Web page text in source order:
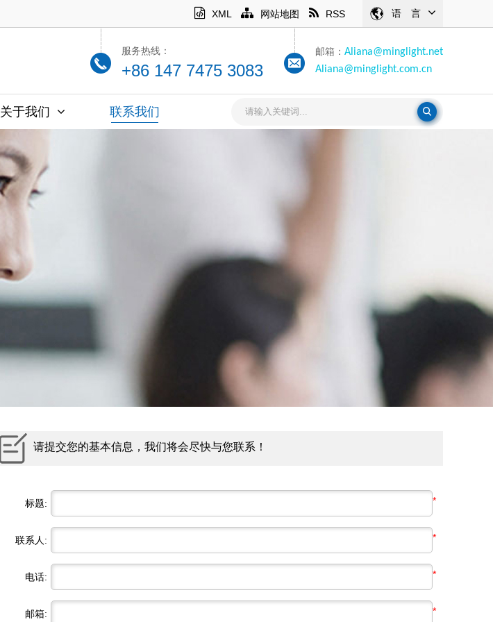
XML 网站地图 RSS 语 言
服务热线：
+86 147 7475 3083
邮箱： Aliana@minglight.net
Aliana@minglight.com.cn
关于我们 联系我们
请提交您的基本信息，我们将会尽快与您联系！
标题: *
联系人: *
电话: *
邮箱: *